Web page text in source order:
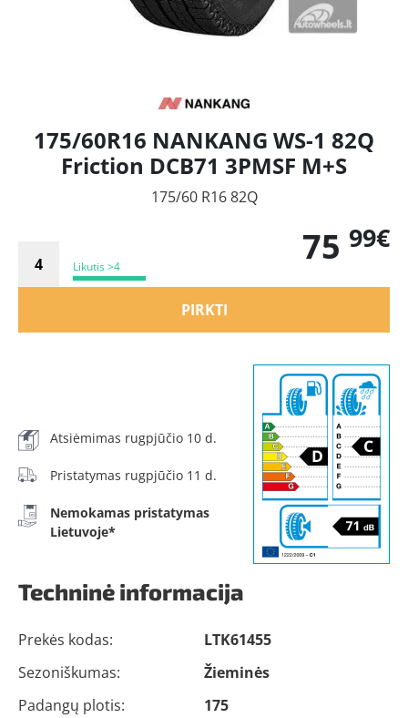
175/60R16 NANKANG WS-1 82Q
Friction DCB71 3PMSF M+S
175/60 R16 82Q
Likutis >4 75 99€
PIRKTI
Atsiėmimas rugpjūčio 10 d.
Pristatymas rugpjūčio 11 d.
Nemokamas pristatymas
Lietuvoje*
Techninė informacija
Prekės kodas:
LTK61455
Sezoniškumas:
Žieminės
Padangų plotis:
175